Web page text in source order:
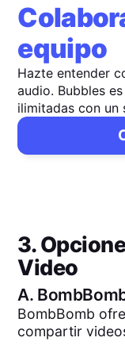
equipo
Hazte entender
audio. Bubbles
ilimitadas con un
3.
Video
A.
BombBomb
compartir